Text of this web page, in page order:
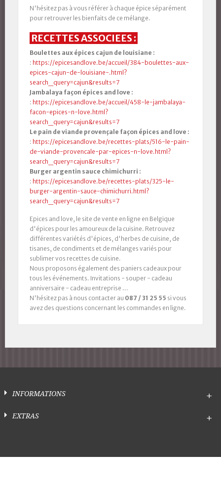
N'hésitez pas à vous référer à chaque épice séparément
pour retrouver les bienfaits de ce mélange.
RECETTES ASSOCIEES :
Boulettes aux épices cajun de louisiane :
: https://epicesandlove.be/accueil/384-boulettes-aux-
epices-cajun-de-louisiane-.html?
search_query=cajun&results=7
Jambalaya façon épices and love :
: https://epicesandlove.be/accueil/458-le-jambalaya-
facon-epices-n-love.html?
search_query=cajun&results=7
Le pain de viande provençale façon épices and love :
: https://epicesandlove.be/recettes-plats/516-le-pain-
de-viande-provencale-par-epices-n-love.html?
search_query=cajun&results=7
Burger argentin sauce chimichurri :
: https://epicesandlove.be/recettes-plats/325-le-
burger-argentin-sauce-chimichurri.html?
search_query=cajun&results=7
Epices and love, le site de vente en ligne en Belgique
d'épices pour les amoureux de la cuisine. Retrouvez
différentes variétés d'épices, d'herbes de cuisine, de
tisanes, de condiments et de mélanges variés pour
sublimer vos recettes de cuisine.
Nous proposons également des paniers cadeaux pour
tous les événements. Invitations - souper - cadeau
anniversaire - cadeau entreprise ...
N'hésitez pas à nous contacter au 087 / 31 25 55 si vous
avez des questions concernant les commandes en ligne.
INFORMATIONS
EXTRAS